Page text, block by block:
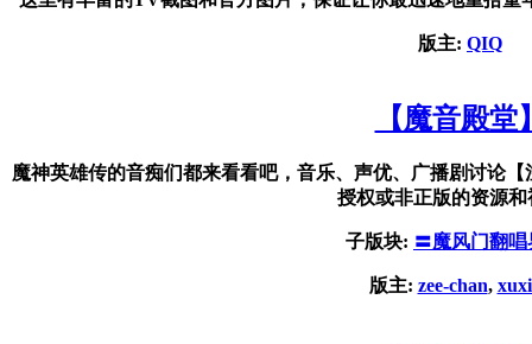
版主: QIQ
【魔音殿堂
魔神英雄传的音痴们都来看看吧，音乐、声优、广播剧讨论
授权或非正版的资源和
子版块: 〓魔风门翻唱
版主: zee-chan,